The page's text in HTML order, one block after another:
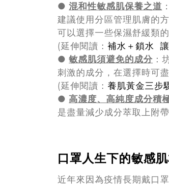
● 混和性敏感肌保養之道
建議使用分區管理肌膚的
可以選擇一些保濕舒緩類的
(延伸閱讀： 補水＋鎖水
● 敏感肌須避免的成分 ：
刺激的成分，在選擇時可盡
(延伸閱讀： 養肌黃金三步
● 高濃度、高純度成分積
是盡量減少成分萃取上附
口罩人生下的敏感
近年來因為疫情長期戴口